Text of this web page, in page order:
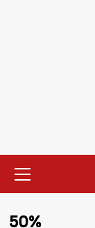
Menu
50%